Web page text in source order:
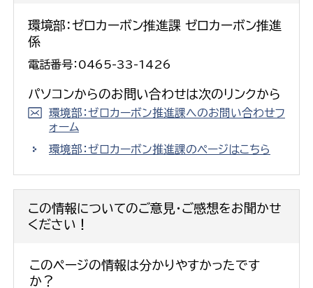
環境部：ゼロカーボン推進課 ゼロカーボン推進
係
電話番号：0465-33-1426
パソコンからのお問い合わせは次のリンクから
環境部：ゼロカーボン推進課へのお問い合わせフ
ォーム
環境部：ゼロカーボン推進課のページはこちら
この情報についてのご意見・ご感想をお聞かせ
ください！
このページの情報は分かりやすかったです
か？